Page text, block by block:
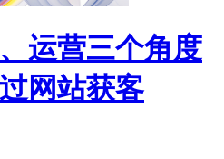
运营三个角度
网站获客